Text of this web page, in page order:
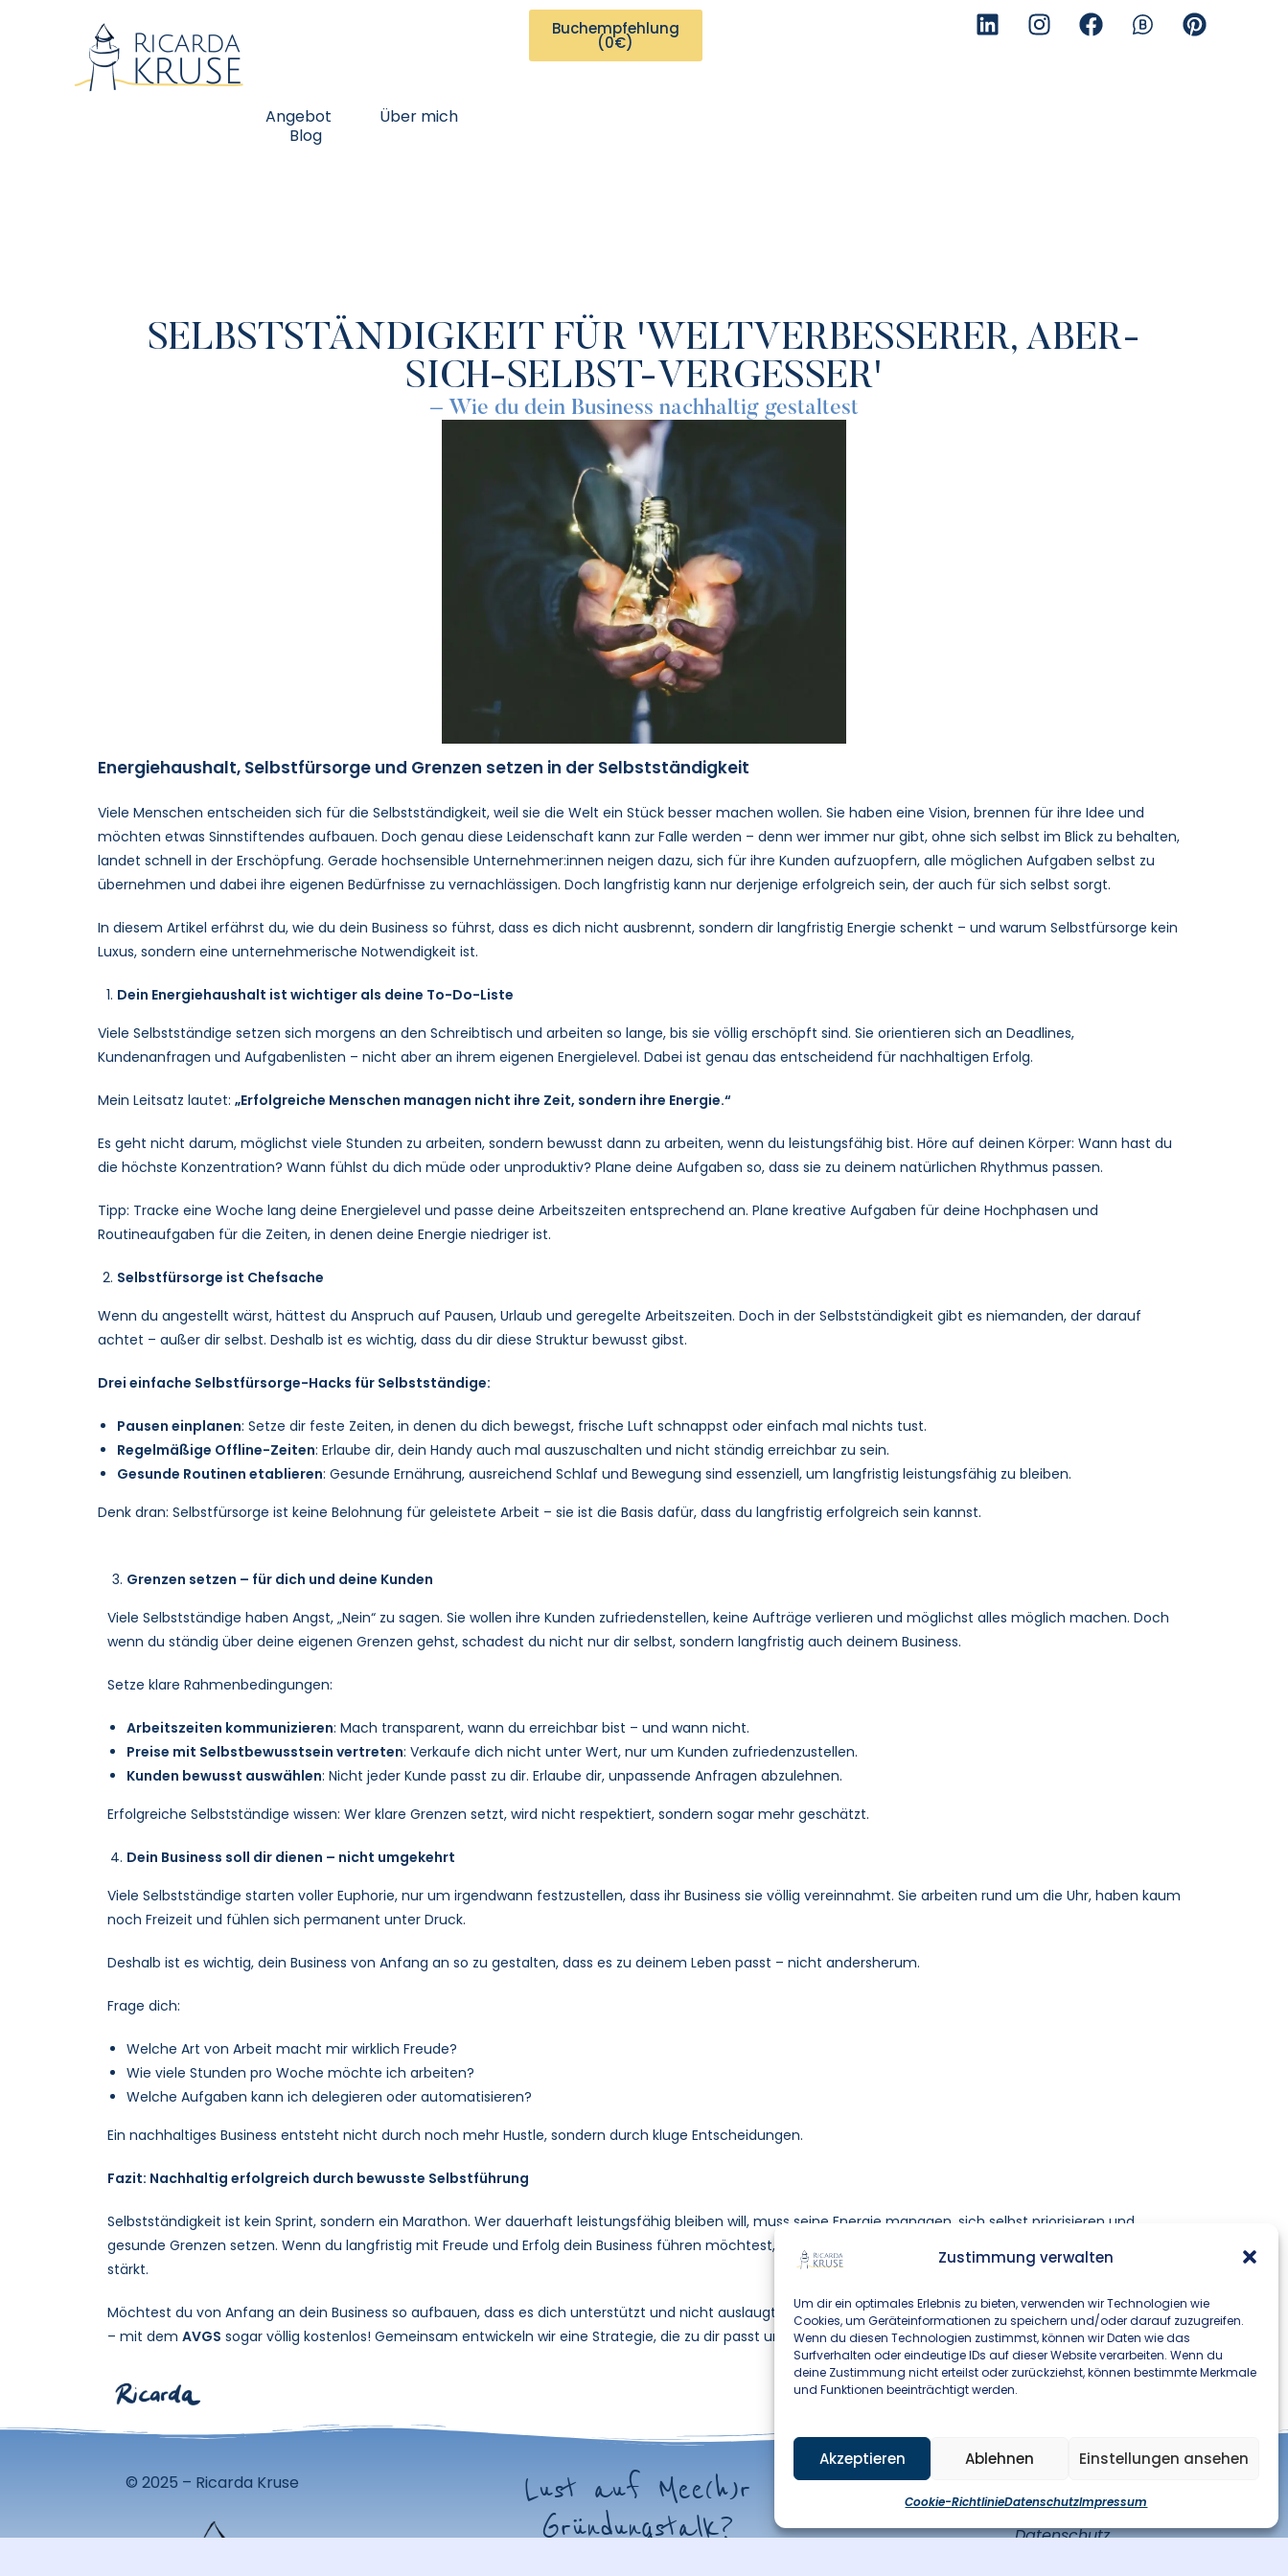
Zustimmung verwalten
Um dir ein optimales Erlebnis zu bieten, verwenden wir Technologien wie
Cookies, um Geräteinformationen zu speichern und/oder darauf zuzugreifen.
Wenn du diesen Technologien zustimmst, können wir Daten wie das
Surfverhalten oder eindeutige IDs auf dieser Website verarbeiten. Wenn du
deine Zustimmung nicht erteilst oder zurückziehst, können bestimmte Merkmale
und Funktionen beeinträchtigt werden.
Akzeptieren Ablehnen Einstellungen ansehen
Cookie-RichtlinieDatenschutzImpressum
Angebot
Über mich
Blog
Buchempfehlung
(0€)
SELBSTSTÄNDIGKEIT FÜR 'WELTVERBESSERER, ABER-
SICH-SELBST-VERGESSER'
– Wie du dein Business nachhaltig gestaltest
Energiehaushalt, Selbstfürsorge und Grenzen setzen in der Selbstständigkeit
Viele Menschen entscheiden sich für die Selbstständigkeit, weil sie die Welt ein Stück besser machen wollen. Sie haben eine Vision, brennen für ihre Idee und
möchten etwas Sinnstiftendes aufbauen. Doch genau diese Leidenschaft kann zur Falle werden – denn wer immer nur gibt, ohne sich selbst im Blick zu behalten,
landet schnell in der Erschöpfung. Gerade hochsensible Unternehmer:innen neigen dazu, sich für ihre Kunden aufzuopfern, alle möglichen Aufgaben selbst zu
übernehmen und dabei ihre eigenen Bedürfnisse zu vernachlässigen. Doch langfristig kann nur derjenige erfolgreich sein, der auch für sich selbst sorgt.
In diesem Artikel erfährst du, wie du dein Business so führst, dass es dich nicht ausbrennt, sondern dir langfristig Energie schenkt – und warum Selbstfürsorge kein
Luxus, sondern eine unternehmerische Notwendigkeit ist.
Dein Energiehaushalt ist wichtiger als deine To-Do-Liste
Viele Selbstständige setzen sich morgens an den Schreibtisch und arbeiten so lange, bis sie völlig erschöpft sind. Sie orientieren sich an Deadlines,
Kundenanfragen und Aufgabenlisten – nicht aber an ihrem eigenen Energielevel. Dabei ist genau das entscheidend für nachhaltigen Erfolg.
Mein Leitsatz lautet: „Erfolgreiche Menschen managen nicht ihre Zeit, sondern ihre Energie.“
Es geht nicht darum, möglichst viele Stunden zu arbeiten, sondern bewusst dann zu arbeiten, wenn du leistungsfähig bist. Höre auf deinen Körper: Wann hast du
die höchste Konzentration? Wann fühlst du dich müde oder unproduktiv? Plane deine Aufgaben so, dass sie zu deinem natürlichen Rhythmus passen.
Tipp: Tracke eine Woche lang deine Energielevel und passe deine Arbeitszeiten entsprechend an. Plane kreative Aufgaben für deine Hochphasen und
Routineaufgaben für die Zeiten, in denen deine Energie niedriger ist.
Selbstfürsorge ist Chefsache
Wenn du angestellt wärst, hättest du Anspruch auf Pausen, Urlaub und geregelte Arbeitszeiten. Doch in der Selbstständigkeit gibt es niemanden, der darauf
achtet – außer dir selbst. Deshalb ist es wichtig, dass du dir diese Struktur bewusst gibst.
Drei einfache Selbstfürsorge-Hacks für Selbstständige:
Pausen einplanen: Setze dir feste Zeiten, in denen du dich bewegst, frische Luft schnappst oder einfach mal nichts tust.
Regelmäßige Offline-Zeiten: Erlaube dir, dein Handy auch mal auszuschalten und nicht ständig erreichbar zu sein.
Gesunde Routinen etablieren: Gesunde Ernährung, ausreichend Schlaf und Bewegung sind essenziell, um langfristig leistungsfähig zu bleiben.
Denk dran: Selbstfürsorge ist keine Belohnung für geleistete Arbeit – sie ist die Basis dafür, dass du langfristig erfolgreich sein kannst.
Grenzen setzen – für dich und deine Kunden
Viele Selbstständige haben Angst, „Nein“ zu sagen. Sie wollen ihre Kunden zufriedenstellen, keine Aufträge verlieren und möglichst alles möglich machen. Doch
wenn du ständig über deine eigenen Grenzen gehst, schadest du nicht nur dir selbst, sondern langfristig auch deinem Business.
Setze klare Rahmenbedingungen:
Arbeitszeiten kommunizieren: Mach transparent, wann du erreichbar bist – und wann nicht.
Preise mit Selbstbewusstsein vertreten: Verkaufe dich nicht unter Wert, nur um Kunden zufriedenzustellen.
Kunden bewusst auswählen: Nicht jeder Kunde passt zu dir. Erlaube dir, unpassende Anfragen abzulehnen.
Erfolgreiche Selbstständige wissen: Wer klare Grenzen setzt, wird nicht respektiert, sondern sogar mehr geschätzt.
Dein Business soll dir dienen – nicht umgekehrt
Viele Selbstständige starten voller Euphorie, nur um irgendwann festzustellen, dass ihr Business sie völlig vereinnahmt. Sie arbeiten rund um die Uhr, haben kaum
noch Freizeit und fühlen sich permanent unter Druck.
Deshalb ist es wichtig, dein Business von Anfang an so zu gestalten, dass es zu deinem Leben passt – nicht andersherum.
Frage dich:
Welche Art von Arbeit macht mir wirklich Freude?
Wie viele Stunden pro Woche möchte ich arbeiten?
Welche Aufgaben kann ich delegieren oder automatisieren?
Ein nachhaltiges Business entsteht nicht durch noch mehr Hustle, sondern durch kluge Entscheidungen.
Fazit: Nachhaltig erfolgreich durch bewusste Selbstführung
Selbstständigkeit ist kein Sprint, sondern ein Marathon. Wer dauerhaft leistungsfähig bleiben will, muss seine Energie managen, sich selbst priorisieren und
gesunde Grenzen setzen. Wenn du langfristig mit Freude und Erfolg dein Business führen möchtest, dann achte darauf, dass es dich nicht ausbrennt, sondern
stärkt.
Möchtest du von Anfang an dein Business so aufbauen, dass es dich unterstützt und nicht auslaugt? Dann melde dich bei mir für meineGründungsberatung
– mit dem AVGS sogar völlig kostenlos! Gemeinsam entwickeln wir eine Strategie, die zu dir passt und dich langfristig erfolgreich macht.
© 2025 – Ricarda Kruse
Lust auf Mee(h)r
Gründungstalk?
Datenschutz